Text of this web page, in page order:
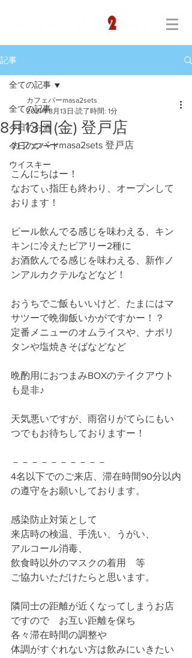
記事
全ての記事
今日のお酒
今日のフード
ウイスキー
全ての記事
8月13日(金) 登戸店
カフェバーmasa2sets
2021年8月13日 読了時間: 1分
カフェバーmasa2sets 登戸店
こんにちはー！
なおてぃ指圧も終わり、オープンして
おります！
ビール飲んでる感じを味わえる、キン
キンに冷えたビアリー2種に
お酒飲んでる感じを味わえる、新作ノ
ンアルカクテルなどなど！
おうちでご飯もいいけど、たまにはマ
サツーで晩御飯いかがですかー！？
定番メニューのオムライスや、ナポリ
タンや塩焼きそばなどなど
晩酌用におつまみBOXのテイクアウト
も是非♪
天気悪いですが、雨宿りがてらにもい
つでもお待ちしておりますー！
－－－－－－－－－－
4名以下でのご来店、滞在時間90分以内
の遵守をお願いしております。
感染防止対策として
来店時の検温、手洗い、うがい、
アルコール消毒、
飲食時以外のマスクの着用　等
ご協力いただけたらと思います。
隣同士の距離が近くなってしまうお店
ですので　お互い距離を保ち
各々滞在時間の調整や
体調がすぐれない方は飲みにいきたい